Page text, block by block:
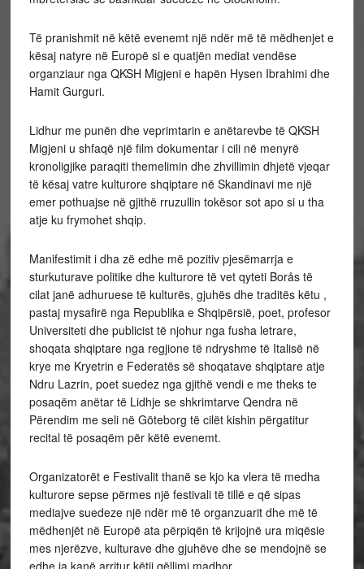
Të pranishmit në këtë evenemt një ndër më të mëdhenjet e
kësaj natyre në Europë si e quatjën mediat vendëse
organziaur nga QKSH Migjeni e hapën Hysen Ibrahimi dhe
Hamit Gurguri.
Lidhur me punën dhe veprimtarin e anëtarevbe të QKSH
Migjeni u shfaqë një film dokumentar i cili në menyrë
kronoligjike paraqiti themelimin dhe zhvillimin dhjetë vjeqar
të kësaj vatre kulturore shqiptare në Skandinavi me një
emer pothuajse në gjithë rruzullin tokësor sot apo si u tha
atje ku frymohet shqip.
Manifestimit i dha zë edhe më pozitiv pjesëmarrja e
sturkuturave politike dhe kulturore të vet qyteti Borås të
cilat janë adhuruese të kulturës, gjuhës dhe traditës këtu ,
pastaj mysafirë nga Republika e Shqipërsië, poet, profesor
Universiteti dhe publicist të njohur nga fusha letrare,
shoqata shqiptare nga regjione të ndryshme të Italisë në
krye me Kryetrin e Federatës së shoqatave shqiptare atje
Ndru Lazrin, poet suedez nga gjithë vendi e me theks te
posaqëm anëtar të Lidhje se shkrimtarve Qendra në
Përendim me seli në Göteborg të cilët kishin përgatitur
recital të posaqëm për këtë evenemt.
Organizatorët e Festivalit thanë se kjo ka vlera të medha
kulturore sepse përmes një festivali të tillë e që sipas
mediajve suedeze një ndër më të organzuarit dhe më të
mëdhenjët në Europë ata përpiqën të krijojnë ura miqësie
mes njerëzve, kulturave dhe gjuhëve dhe se mendojnë se
edhe ia kanë arritur këtij qëllimi madhor.